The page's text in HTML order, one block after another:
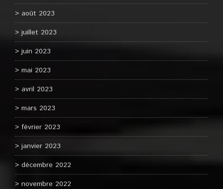
août 2023
juillet 2023
juin 2023
mai 2023
avril 2023
mars 2023
février 2023
janvier 2023
décembre 2022
novembre 2022